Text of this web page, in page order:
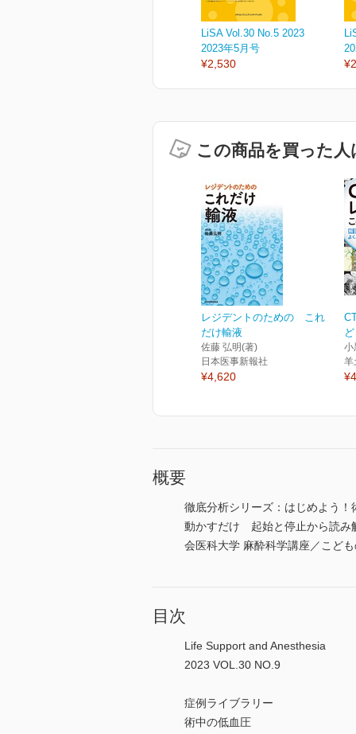
LiSA Vol.30 No.5 2023
2023年5月号
¥2,530
この商品を買った
レジデントのための これ
だけ輸液
佐藤 弘明(著)
日本医事新報社
¥4,620
小
羊
概要
徹底分析シリーズ：はじめよう
動かすだけ 起始と停止から読み
会医科大学 麻酔科学講座／こど
目次
Life Support and Anesthesia
2023 VOL.30 NO.9
症例ライブラリー
術中の低血圧